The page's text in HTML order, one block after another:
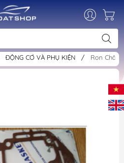
ĐỘNG CƠ VÀ PHỤ KIỆN / Ron Chân